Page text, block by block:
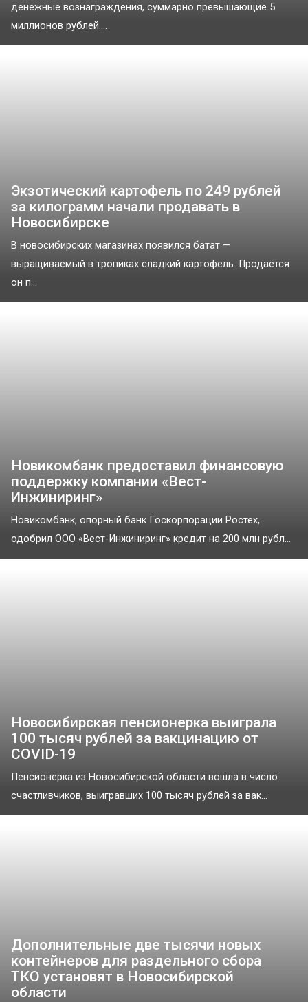
денежные вознаграждения, суммарно превышающие 5
миллионов рублей....
Экзотический картофель по 249 рублей
за килограмм начали продавать в
Новосибирске
В новосибирских магазинах появился батат —
выращиваемый в тропиках сладкий картофель. Продаётся
он п...
Новикомбанк предоставил финансовую
поддержку компании «Вест-
Инжиниринг»
Новикомбанк, опорный банк Госкорпорации Ростех,
одобрил ООО «Вест-Инжиниринг» кредит на 200 млн рубл...
Новосибирская пенсионерка выиграла
100 тысяч рублей за вакцинацию от
COVID-19
Пенсионерка из Новосибирской области вошла в число
счастливчиков, выигравших 100 тысяч рублей за вак...
Дополнительные две тысячи новых
контейнеров для раздельного сбора
ТКО установят в Новосибирской
области